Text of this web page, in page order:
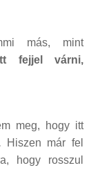
más, mint
fejjel várni,
meg, hogy itt
Hiszen már fel
hogy rosszul